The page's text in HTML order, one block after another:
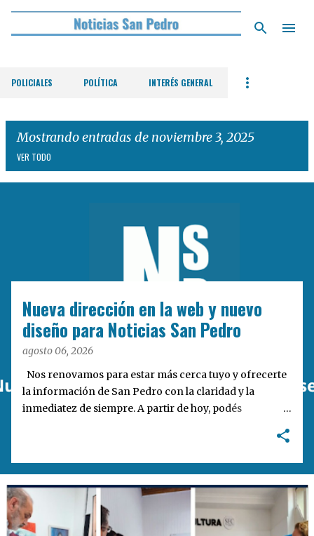
Ir al contenido principal
POLICIALES POLÍTICA INTERÉS GENERAL
Mostrando entradas de noviembre 3, 2025
VER TODO
Nueva dirección en la web y nuevo
diseño para Noticias San Pedro
agosto 06, 2026
Nos renovamos para estar más cerca tuyo y ofrecerte
la información de San Pedro con la claridad y la
inmediatez de siempre. A partir de hoy, podés
Desarrollamos una interfaz más ágil, moderna e
intuitiva, pensada para optimizar la navegación desde
cualquier dispositivo, facilitar el acceso a las noticias
locales y potenciar la interacción de los lectores con